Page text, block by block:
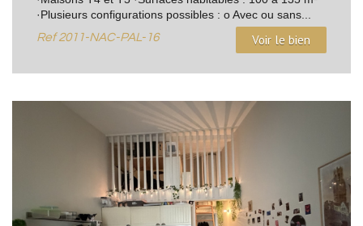
·Plusieurs configurations possibles : o Avec ou sans...
Ref2011-NAC-PAL-16 Voir le bien